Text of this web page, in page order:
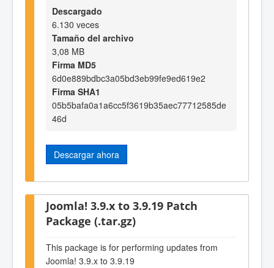
Descargado
6.130 veces
Tamaño del archivo
3,08 MB
Firma MD5
6d0e889bdbc3a05bd3eb99fe9ed619e2
Firma SHA1
05b5bafa0a1a6cc5f3619b35aec77712585de
46d
Descargar ahora
Joomla! 3.9.x to 3.9.19 Patch
Package (.tar.gz)
This package is for performing updates from
Joomla! 3.9.x to 3.9.19